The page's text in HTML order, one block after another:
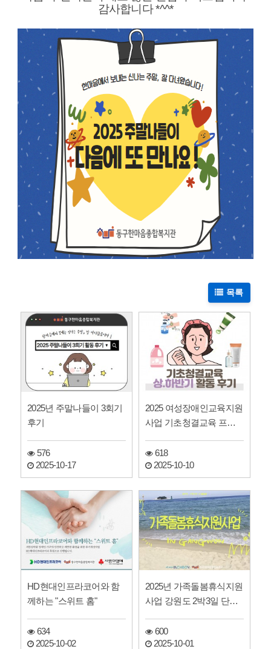
감사합니다 *^^*
목록
2025년 주말나들이 3회기
후기
576
2025-10-17
2025 여성장애인교육지원
사업 기초청결교육 프로
618
2025-10-10
HD현대인프라코어와 함
께하는 "스위트 홈"
634
2025-10-02
2025년 가족돌봄휴식지원
사업 강원도 2박3일 단체
600
2025-10-01